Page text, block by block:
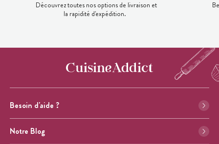
Découvrez toutes nos options de livraison et
la rapidité d'expédition.
Besoin d'aide ?
Notre Blog